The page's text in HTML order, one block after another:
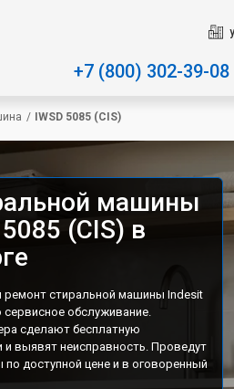
+7 (800) 302-39-08
/ IWSD 5085 (CIS)
машины
(CIS) в
стиральной машины Indesit
сервисное обслуживание.
сделают бесплатную
и выявят неисправность. Проведут
доступной цене и в оговоренный